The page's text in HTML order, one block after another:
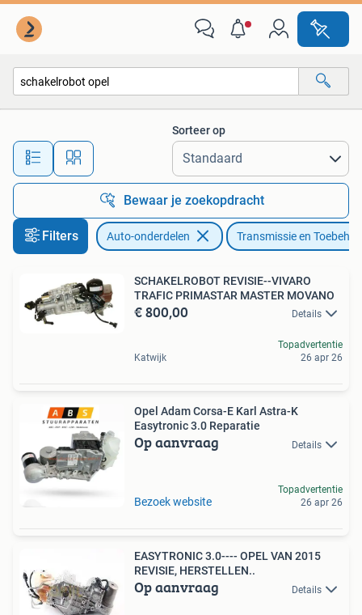
Alle afstanden…
Sorteer op
Bewaar je zoekopdracht
Filters Auto-onderdelen Transmissie en
SCHAKELROBOT REVISIE--VIVARO
TRAFIC PRIMASTAR MASTER MOVANO
€ 800,00 Details
Katwijk
Topadvertentie
26 apr 26
Opel Adam Corsa-E Karl Astra-K
Easytronic 3.0 Reparatie
Op aanvraag Details
Bezoek website
Topadvertentie
26 apr 26
EASYTRONIC 3.0---- OPEL VAN 2015
REVISIE, HERSTELLEN..
Op aanvraag Details